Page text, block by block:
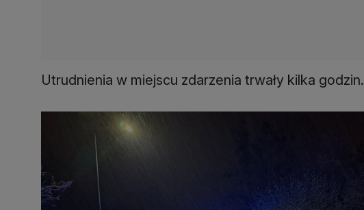
Utrudnienia w miejscu zdarzenia trwały kilka godzin.